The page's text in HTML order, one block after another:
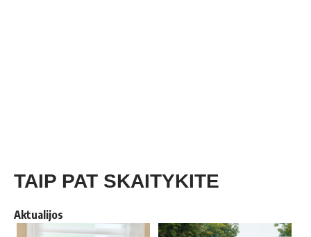
TAIP PAT SKAITYKITE
Aktualijos